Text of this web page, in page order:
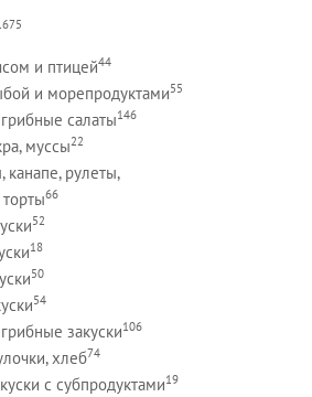
и птицей44
и морепродуктами55
салаты146
муссы22
канапе, рулеты,
66
52
18
50
54
закуски106
хлеб74
с субпродуктами19